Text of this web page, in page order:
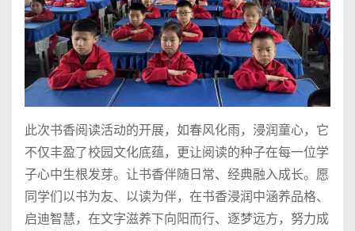
此次书香阅读活动的开展，如春风化雨，浸润童心，它
不仅丰盈了校园文化底蕴，更让阅读的种子在每一位学
子心中生根发芽。让书香伴随日常、经典融入成长。愿
同学们以书为友、以读为伴，在书香浸润中涵养品格、
启迪智慧，在文字滋养下向阳而行、逐梦远方，努力成